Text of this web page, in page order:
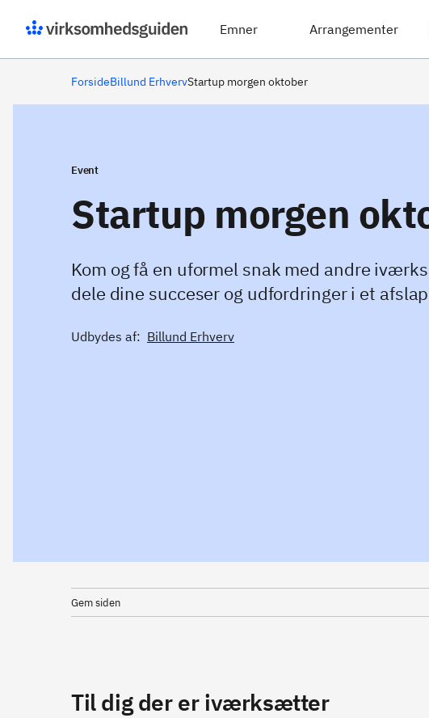
Emner Arrangementer
ForsideBillund ErhvervStartup morgen oktober
Event
Startup morgen
Kom og få en uformel snak med andre
dele dine succeser og udfordringer i et
Udbydes af: Billund Erhverv
Gem siden
Til dig der er iværksætter